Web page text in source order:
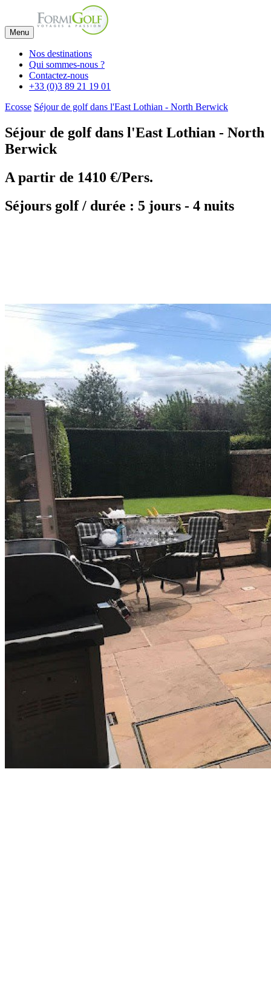
Menu
Nos destinations
Qui sommes-nous ?
Contactez-nous
+33 (0)3 89 21 19 01
Ecosse Séjour de golf dans l'East Lothian - North Berwick
Séjour de golf dans l'East Lothian - North
Berwick
A partir de 1410 €/Pers.
Séjours golf / durée : 5 jours - 4 nuits